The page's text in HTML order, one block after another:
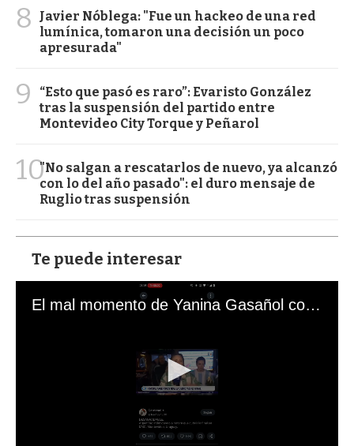
8
Javier Nóblega: "Fue un hackeo de una red
lumínica, tomaron una decisión un poco
apresurada"
9
“Esto que pasó es raro”: Evaristo González
tras la suspensión del partido entre
Montevideo City Torque y Peñarol
10"No salgan a rescatarlos de nuevo, ya alcanzó
con lo del año pasado": el duro mensaje de
Ruglio tras suspensión
Te puede interesar
El mal momento de Yanina Gasañol con un hincha argentino en "Subrayado"